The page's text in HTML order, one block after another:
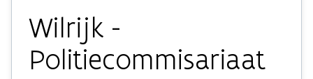
Wilrijk -
Politiecommisariaat